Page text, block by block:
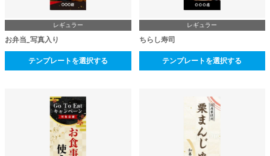
レギュラー
お弁当_写真入り
テンプレートを選択する
レギュラー
ちらし寿司
テンプレートを選択する